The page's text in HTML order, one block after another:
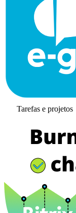
Tarefas e projetos